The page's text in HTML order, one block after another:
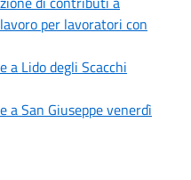
per lavoratori con
Lido degli Scacchi
San Giuseppe venerdì